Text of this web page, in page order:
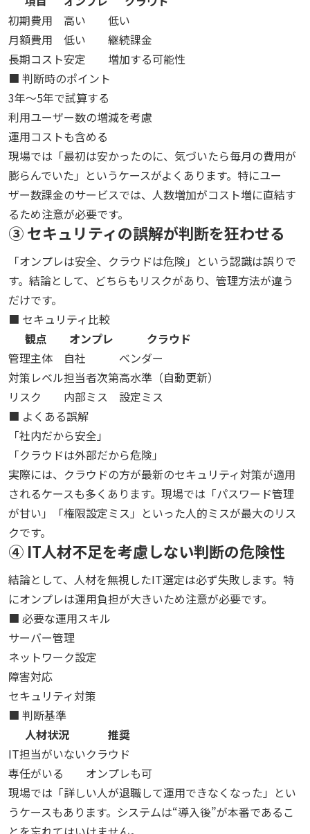
初期費用
高い
低い
月額費用
低い
継続課金
長期コスト安定
増加する可能性
■ 判断時のポイント
3年〜5年で試算する
利用ユーザー数の増減を考慮
運用コストも含める
現場では「最初は安かったのに、気づいたら毎月の費用が
膨らんでいた」というケースがよくあります。特にユー
ザー数課金のサービスでは、人数増加がコスト増に直結す
るため注意が必要です。
③ セキュリティの誤解が判断を狂わせる
「オンプレは安全、クラウドは危険」という認識は誤りで
す。結論として、どちらもリスクがあり、管理方法が違う
だけです。
■ セキュリティ比較
観点
オンプレ
クラウド
管理主体
自社
ベンダー
対策レベル担当者次第高水準（自動更新）
リスク
内部ミス
設定ミス
■ よくある誤解
「社内だから安全」
「クラウドは外部だから危険」
実際には、クラウドの方が最新のセキュリティ対策が適用
されるケースも多くあります。現場では「パスワード管理
が甘い」「権限設定ミス」といった人的ミスが最大のリス
クです。
④ IT人材不足を考慮しない判断の危険性
結論として、人材を無視したIT選定は必ず失敗します。特
にオンプレは運用負担が大きいため注意が必要です。
■ 必要な運用スキル
サーバー管理
ネットワーク設定
障害対応
セキュリティ対策
■ 判断基準
人材状況
推奨
IT担当がいないクラウド
専任がいる
オンプレも可
現場では「詳しい人が退職して運用できなくなった」とい
うケースもあります。システムは“導入後”が本番であるこ